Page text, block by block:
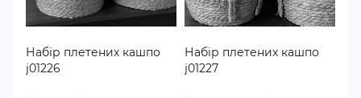
Набір плетених кашпо
j01226
Набір плетених кашпо
j01227